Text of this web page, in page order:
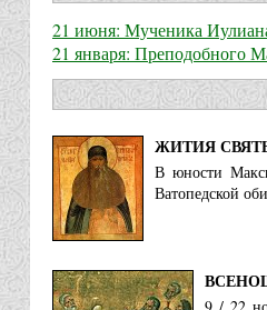
21 июня: Мученика
21 января: Преподобного
ЖИТИЯ
В юности
Ватопедской